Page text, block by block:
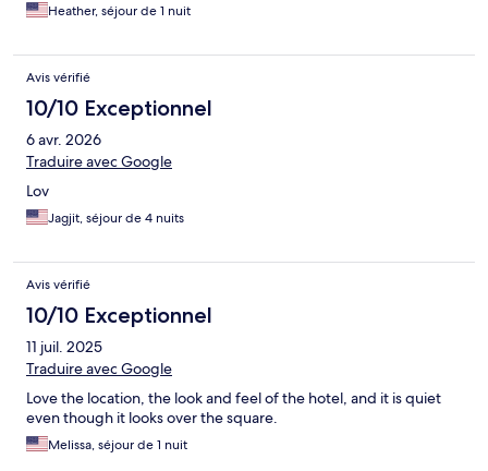
Heather, séjour de 1 nuit
Avis vérifié
10/10 Exceptionnel
6 avr. 2026
Traduire avec Google
Lov
Jagjit, séjour de 4 nuits
Avis vérifié
10/10 Exceptionnel
11 juil. 2025
Traduire avec Google
Love the location, the look and feel of the hotel, and it is quiet
even though it looks over the square.
Melissa, séjour de 1 nuit